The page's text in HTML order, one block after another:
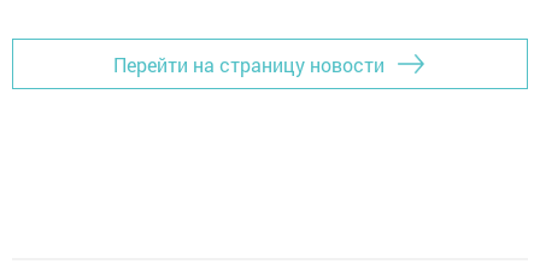
Перейти на страницу новости